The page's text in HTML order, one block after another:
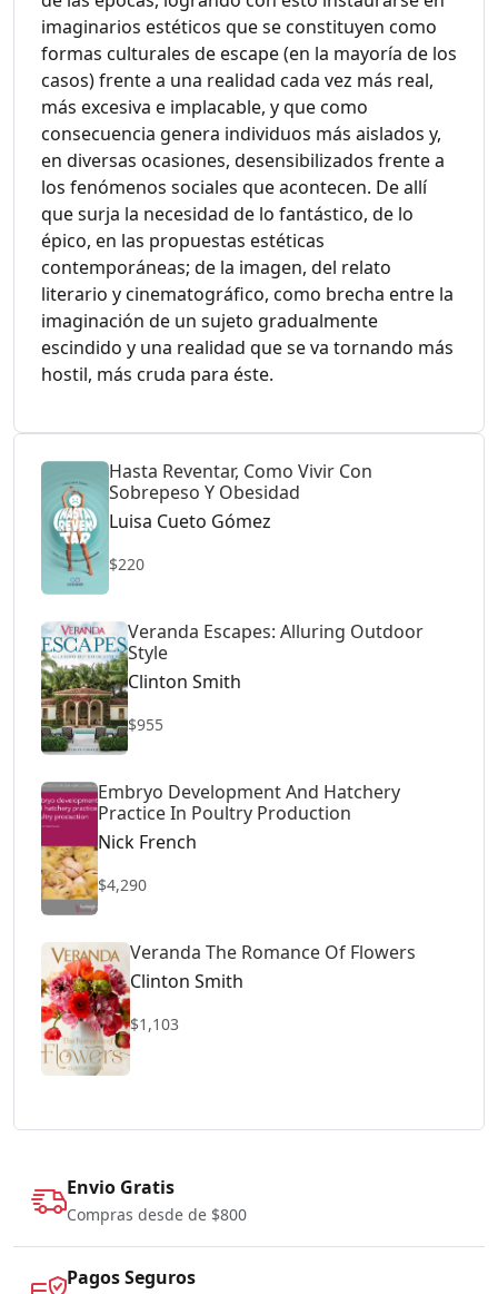
imaginarios estéticos que se constituyen como
formas culturales de escape (en la mayoría de los
casos) frente a una realidad cada vez más real,
más excesiva e implacable, y que como
consecuencia genera individuos más aislados y,
en diversas ocasiones, desensibilizados frente a
los fenómenos sociales que acontecen. De allí
que surja la necesidad de lo fantástico, de lo
épico, en las propuestas estéticas
contemporáneas; de la imagen, del relato
literario y cinematográfico, como brecha entre la
imaginación de un sujeto gradualmente
escindido y una realidad que se va tornando más
hostil, más cruda para éste.
Hasta Reventar, Como Vivir Con
Sobrepeso Y Obesidad
Luisa Cueto Gómez
$220
Veranda Escapes: Alluring Outdoor
Style
Clinton Smith
$955
Embryo Development And Hatchery
Practice In Poultry Production
Nick French
$4,290
Veranda The Romance Of Flowers
Clinton Smith
$1,103
Envio Gratis
Compras desde de $800
Pagos Seguros